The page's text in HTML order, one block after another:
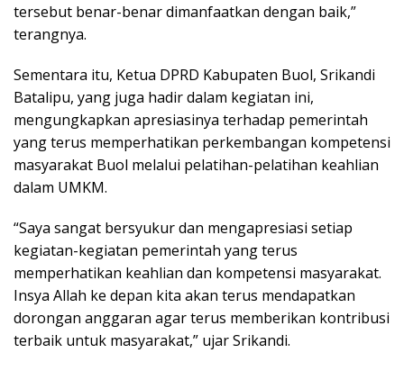
tersebut benar-benar dimanfaatkan dengan baik,”
terangnya.
Sementara itu, Ketua DPRD Kabupaten Buol, Srikandi
Batalipu, yang juga hadir dalam kegiatan ini,
mengungkapkan apresiasinya terhadap pemerintah
yang terus memperhatikan perkembangan kompetensi
masyarakat Buol melalui pelatihan-pelatihan keahlian
dalam UMKM.
“Saya sangat bersyukur dan mengapresiasi setiap
kegiatan-kegiatan pemerintah yang terus
memperhatikan keahlian dan kompetensi masyarakat.
Insya Allah ke depan kita akan terus mendapatkan
dorongan anggaran agar terus memberikan kontribusi
terbaik untuk masyarakat,” ujar Srikandi.